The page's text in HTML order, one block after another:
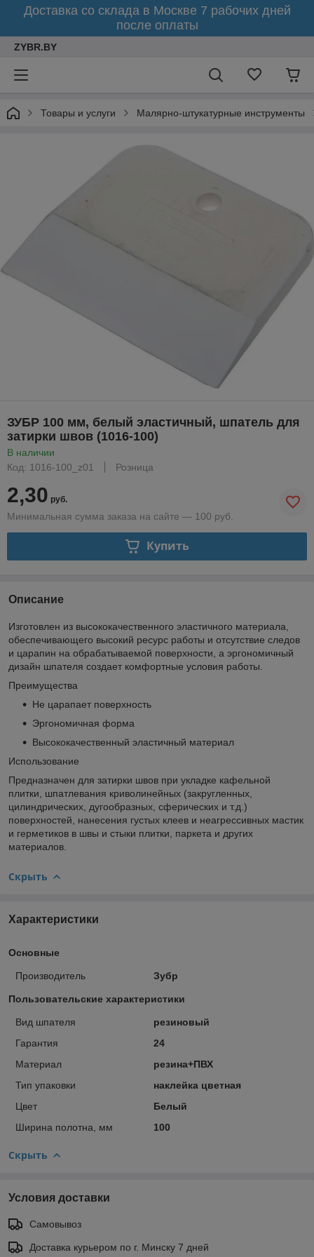
Доставка со склада в Москве 7 рабочих дней
после оплаты
ZYBR.BY
Товары и услуги Малярно-штукатурные инструменты
ЗУБР 100 мм, белый эластичный, шпатель для
затирки швов (1016-100)
В наличии
Код: 1016-100_z01
Розница
2,30 руб.
Минимальная сумма заказа на сайте — 100 руб.
Купить
Описание
Изготовлен из высококачественного эластичного материала,
обеспечивающего высокий ресурс работы и отсутствие следов
и царапин на обрабатываемой поверхности, а эргономичный
дизайн шпателя создает комфортные условия работы.
Преимущества
Не царапает поверхность
Эргономичная форма
Высококачественный эластичный материал
Использование
Предназначен для затирки швов при укладке кафельной
плитки, шпатлевания криволинейных (закругленных,
цилиндрических, дугообразных, сферических и т.д.)
поверхностей, нанесения густых клеев и неагрессивных мастик
и герметиков в швы и стыки плитки, паркета и других
материалов.
Скрыть
Характеристики
Основные
Производитель Зубр
Пользовательские характеристики
Вид шпателя
резиновый
Гарантия
24
Материал
резина+ПВХ
Тип упаковки
наклейка цветная
Цвет
Белый
Ширина полотна, мм
100
Скрыть
Условия доставки
Самовывоз
Доставка курьером по г. Минску 7 дней